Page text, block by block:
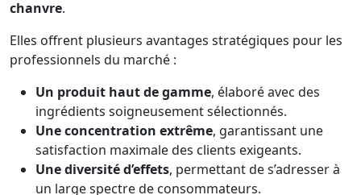
chanvre.
Elles offrent plusieurs avantages stratégiques pour les
professionnels du marché :
Un produit haut de gamme, élaboré avec des
ingrédients soigneusement sélectionnés.
Une concentration extrême, garantissant une
satisfaction maximale des clients exigeants.
Une diversité d’effets, permettant de s’adresser à
un large spectre de consommateurs.